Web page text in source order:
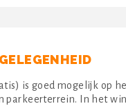
is goed mogelijk op
parkeerterrein. In het